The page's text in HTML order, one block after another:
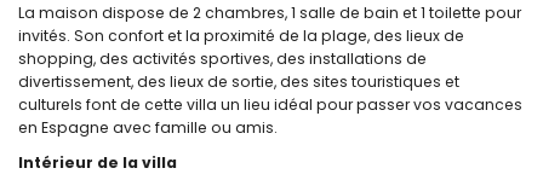
La maison dispose de 2 chambres, 1 salle de bain et 1 toilette pour
invités. Son confort et la proximité de la plage, des lieux de
shopping, des activités sportives, des installations de
divertissement, des lieux de sortie, des sites touristiques et
culturels font de cette villa un lieu idéal pour passer vos vacances
en Espagne avec famille ou amis.
Intérieur de la villa